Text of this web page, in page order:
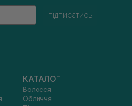
підписатись
КАТАЛОГ
Волосся
Обличчя